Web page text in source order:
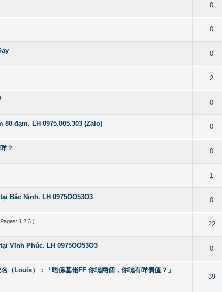
0
0 out of 5 in Average
0
0
0 out of 5 in Average
2
0 out of 5 in Average
0
0 out of 5 in Average
đạm. LH 0975.005.303 (Zalo) 0
0 out of 5 in Average
123 45
？ 0
0 out of 5 in Average
1
0 out of 5 in Average
Bắc Ninh. LH 0975OO53O3 0
0 out of 5 in Average
12345
1 2 3 )
22
0 out of 5 in Average
12 3 4
Vĩnh Phúc. LH 0975OO53O3 0
0 out of 5 in Average
12 345
（Louis）：「唔係基佬FF 你哋兩個，你哋有咩價值？」
39